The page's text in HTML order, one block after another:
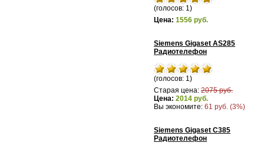
(голосов: 1)
Цена: 1556 руб.
Siemens Gigaset AS285
Радиотелефон
(голосов: 1)
Старая цена: 2075 руб.
Цена: 2014 руб.
Вы экономите: 61 руб. (3%)
Siemens Gigaset C385
Радиотелефон